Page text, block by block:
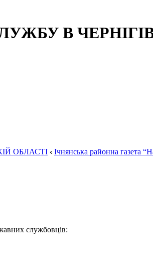
В
ОБЛАСТІ ‹ Ічнянська районна газета
службовців: